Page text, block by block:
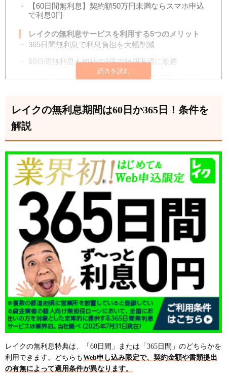
【60日間無利息】契約額50万円未満ならスマホ申込
で利息0円
レイクの無利息サービスを利用する5つのメリット
365日間無利息で利息負担を大幅削減
60日間無利息も他社の2倍で短期返済に最適
Web申込ならお申込後最短15秒で審査完了・即日融
在籍確認の電話なし＆郵送物なしで家族にバレにく
い
無利息期間内に完済すれば利息は完全ゼロ
間・適用開始日の違い
レイクは365日と圧倒的！他社は30日間
レイクは契約日翌日から！借入日からではない
レイクの無利息は返済総額にどれだけ差が出るか？
他社と比較
30万円を2ヶ月で完済した場合｜唯一の利息0円はレ
イクだけ
返済期間が長くてもレイクの方が利息が安い！
少額借入でもレイクは利息が安くなる
プロミスより金利は高いがレイクのほうが返済総額
は安い
レイク無利息の注意点6つ！申込前に知っておくべき
落とし穴
無利息期間は初回契約日の翌日からカウント！借入
日の翌日ではない
60日と365日の無利息期間は併用できない！切り替
えも不可
レイクの無利息期間は60日か365日！条件を
解説
レイクの無利息特典は、「60日間」または「365日間」のどちらかを
利用できます。どちらもWeb申し込み限定で、契約金額や書類提出
の有無によって適用条件が異なります。